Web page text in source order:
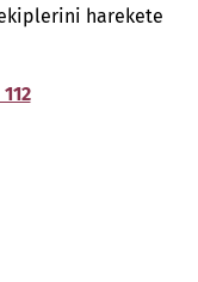
harekete